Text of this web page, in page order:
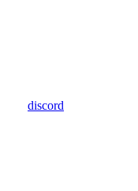
discord